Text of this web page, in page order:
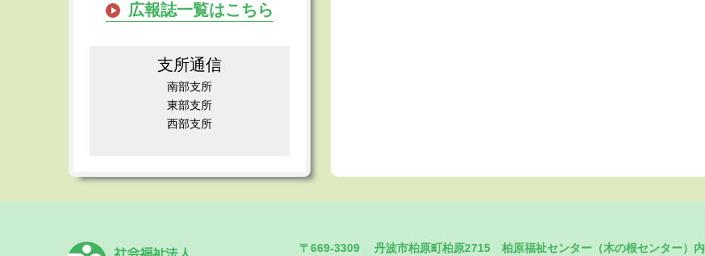
広報誌一覧はこちら
支所通信
南部支所
東部支所
西部支所
〒669-3309 丹波市柏原町柏原2715 柏原福祉センター（木の根センター）内